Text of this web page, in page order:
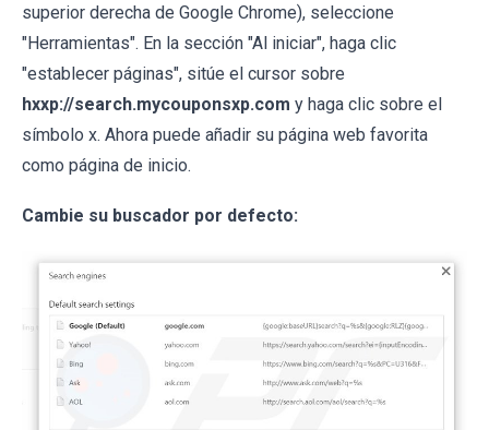
superior derecha de Google Chrome), seleccione
"Herramientas". En la sección "Al iniciar", haga clic
"establecer páginas", sitúe el cursor sobre
hxxp://search.mycouponsxp.com y haga clic sobre el
símbolo x. Ahora puede añadir su página web favorita
como página de inicio.
Cambie su buscador por defecto: